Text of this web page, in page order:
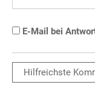
E-Mail bei
Hilfreichste